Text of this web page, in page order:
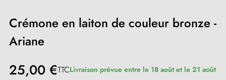
Crémone en laiton de couleur bronze -
Ariane
25,00 €TTCLivraison prévue entre le 18 août et le 21 août